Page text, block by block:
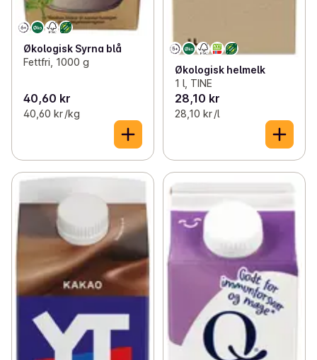
Økologisk Syrna blå
Fettfri, 1000 g
40,60 kr
40,60 kr /kg
Økologisk helmelk
1 l, TINE
28,10 kr
28,10 kr /l